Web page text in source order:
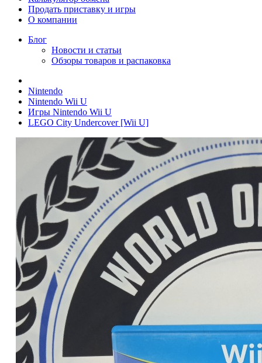
Продать приставку и игры
О компании
Блог
Новости и статьи
Обзоры товаров и распаковка
Nintendo
Nintendo Wii U
Игры Nintendo Wii U
LEGO City Undercover [Wii U]